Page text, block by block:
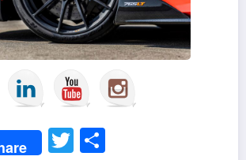
Twitter